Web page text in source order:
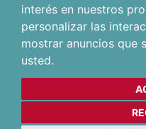
interés en nuestros
personalizar las
mostrar anuncios que
usted.